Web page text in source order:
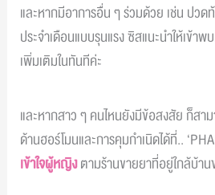
และหากมีอาการอื่น ๆ ร่วมด้วย เช่น ปวด
ประจำเดือนแบบรุนแรง ซิสแนะนำให้เข้า
เพิ่มเติมในทันทีค่ะ
และหากสาว ๆ คนไหนยังมีข้อสงสัย ก็สา
ด้านฮอร์โมนและการคุมกำเนิดได้ที่..
เข้าใจผู้หญิงตามร้านขายยาที่อยู่ใกล้บ้าน